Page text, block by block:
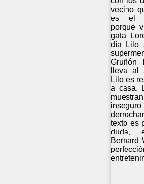
vecino
es el
porque
gata
día Lilo
Gruñón
lleva al
Lilo es
a casa.
texto es
duda,
Bernard